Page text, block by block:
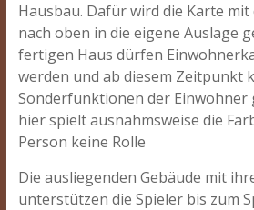
Hausbau. Dafür wird die Karte
nach oben in die eigene Auslage
fertigen Haus dürfen
werden und ab diesem Zeitpunkt
Sonderfunktionen der Einwohner
hier spielt ausnahmsweise die
Person keine Rolle
Die ausliegenden Gebäude mit
unterstützen die Spieler bis zum